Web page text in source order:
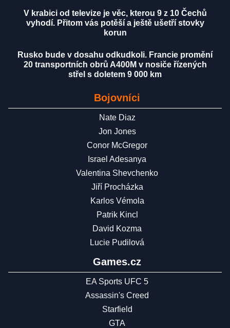
V krabici od televize je věc, kterou 9 z 10 Čechů
vyhodí. Přitom vás potěší a ještě ušetří stovky
korun
Rusko bude v dosahu odkudkoli. Francie promění
20 transportních obrů A400M v nosiče řízených
střel s doletem 9 000 km
Bojovníci
Nate Diaz
Jon Jones
Conor McGregor
Israel Adesanya
Valentina Shevchenko
Jiří Procházka
Karlos Vémola
Patrik Kincl
David Kozma
Lucie Pudilová
Games.cz
EA Sports UFC 5
Assassin's Creed
Starfield
GTA